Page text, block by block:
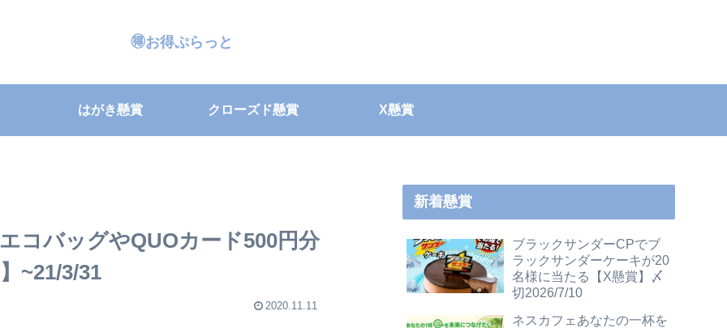
🉐お得ぷらっと
はがき懸賞 クローズド懸賞 X懸賞
コバッグやQUOカード500円分
~21/3/31
2020.11.11
新着懸賞
ブラックサンダーCPでブ
ラックサンダーケーキが20
名様に当たる【X懸賞】〆
切2026/7/10
ネスカフェあなたの一杯を